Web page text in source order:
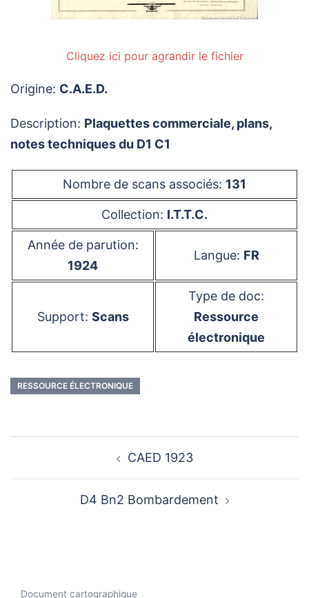
Cliquez ici pour agrandir le fichier
Origine: C.A.E.D.
Description: Plaquettes commerciale, plans,
notes techniques du D1 C1
Nombre de scans associés: 131
Collection: I.T.T.C.
Année de parution:
1924
Langue: FR
Support: Scans
Type de doc:
Ressource
électronique
RESSOURCE ÉLECTRONIQUE
CAED 1923
D4 Bn2 Bombardement
Document cartographique